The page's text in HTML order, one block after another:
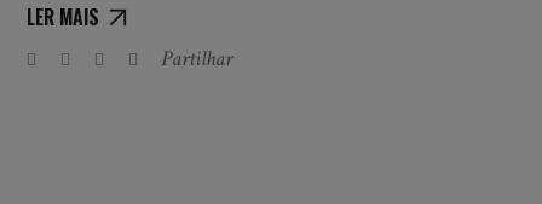
LER MAIS
Partilhar